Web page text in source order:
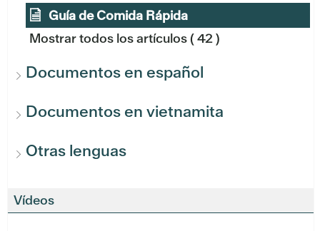
Guía de Comida Rápida
Mostrar todos los artículos( 42 )
Documentos en español
Documentos en vietnamita
Otras lenguas
Vídeos